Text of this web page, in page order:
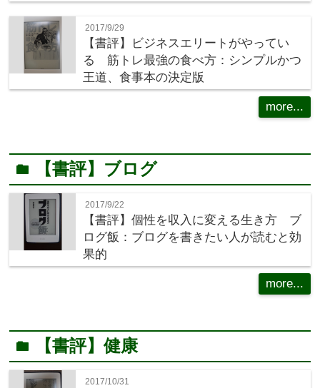
2017/9/29
【書評】ビジネスエリートがやってい
る 筋トレ最強の食べ方：シンプルかつ
王道、食事本の決定版
more...
folder 【書評】ブログ
2017/9/22
【書評】個性を収入に変える生き方 ブ
ログ飯：ブログを書きたい人が読むと効
果的
more...
folder 【書評】健康
2017/10/31